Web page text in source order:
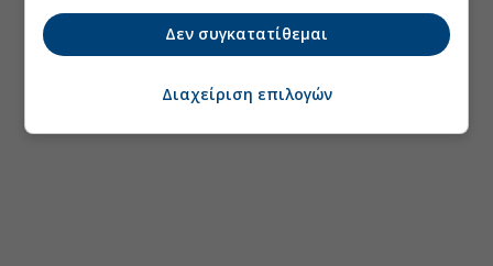
Δεν συγκατατίθεμαι
Διαχείριση επιλογών